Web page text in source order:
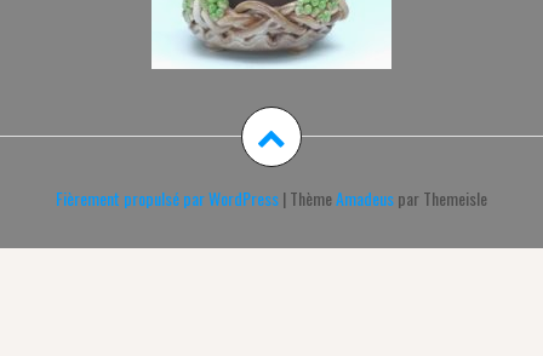
Fièrement propulsé par WordPress|ThèmeAmadeuspar Themeisle